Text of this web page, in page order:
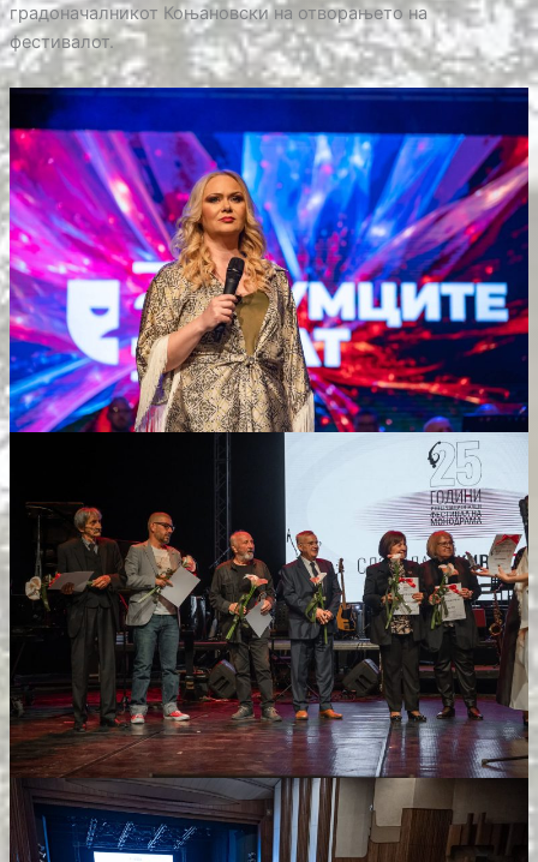
градоначалникот Коњановски на отворањето на
фестивалот.